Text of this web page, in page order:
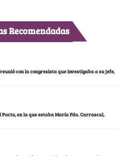
Recomendadas
con la congresista que investigaba a su jefe,
en la que estaba María Fda. Carrascal,